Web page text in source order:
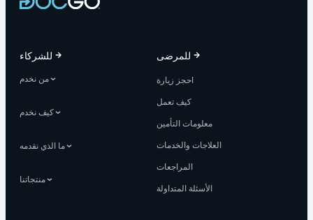
للشركاء
من نخدم
كيف نخدم
ما الذي نقدمه
منتجاتنا
للمرضى
احجز زيارة
كيف تعمل
معلومات التأمين
العلاجات والخدمات
المراجعات
الأسئلة المتداولة